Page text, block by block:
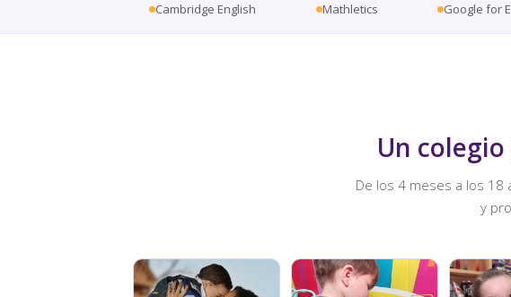
Cambridge English Mathletics Google for
Un
De los 4 meses a los
y